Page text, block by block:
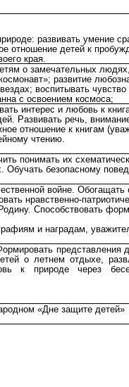
развивать умение
отношение детей к
края.
о замечательных
развитие
воспитывать чувство
с освоением космоса;
интерес и любовь к
Развивать речь,
отношение к книгам
чтению.
понимать их
Обучать безопасному
войне. Обогащать
нравственно-
Способствовать
и наградам,
представления
о летнем отдыхе,
к природе через
«Дне защите детей»